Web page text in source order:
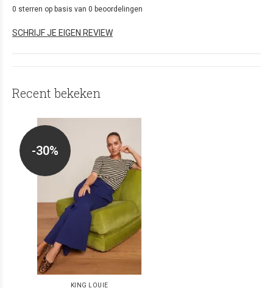
0 sterren op basis van 0 beoordelingen
SCHRIJF JE EIGEN REVIEW
Recent bekeken
-30%
KING LOUIE